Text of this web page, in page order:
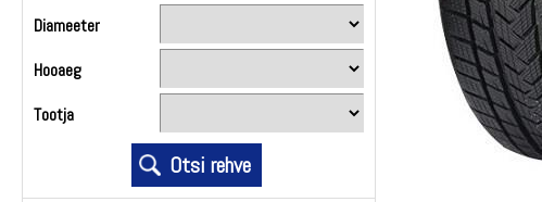
Diameeter
Hooaeg
Tootja